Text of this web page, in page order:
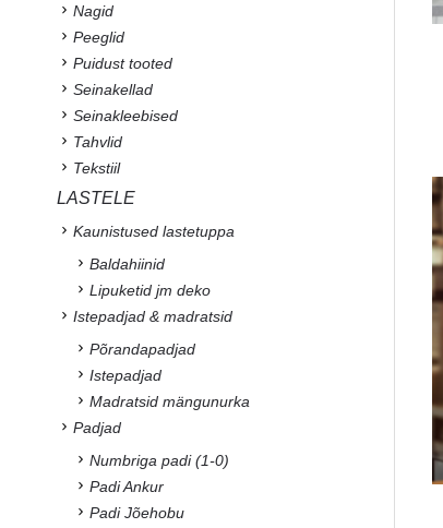
Nagid
Peeglid
Puidust tooted
Seinakellad
Seinakleebised
Tahvlid
Tekstiil
LASTELE
Kaunistused lastetuppa
Baldahiinid
Lipuketid jm deko
Istepadjad & madratsid
Põrandapadjad
Istepadjad
Madratsid mängunurka
Padjad
Numbriga padi (1-0)
Padi Ankur
Padi Jõehobu